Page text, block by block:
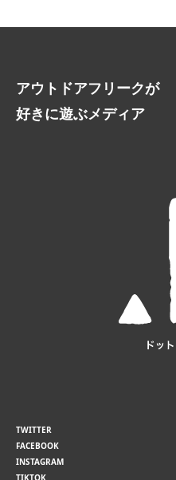
アウトドアフリークが
好きに遊ぶメディア
TWITTER
FACEBOOK
INSTAGRAM
TIKTOK